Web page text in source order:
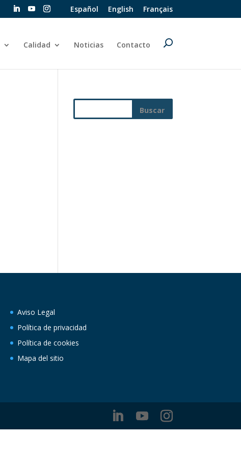
Español English Français
Calidad Noticias Contacto
Aviso Legal
Política de privacidad
Política de cookies
Mapa del sitio